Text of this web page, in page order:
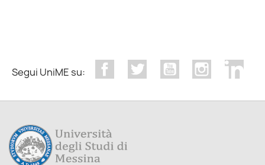
Segui UniME su: FacebookTwitter YouTube Instagram